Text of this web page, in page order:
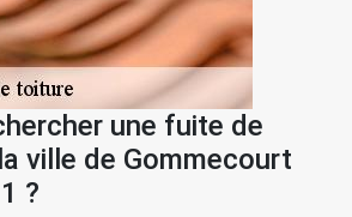
une fuite de
ville de Gommecourt
?